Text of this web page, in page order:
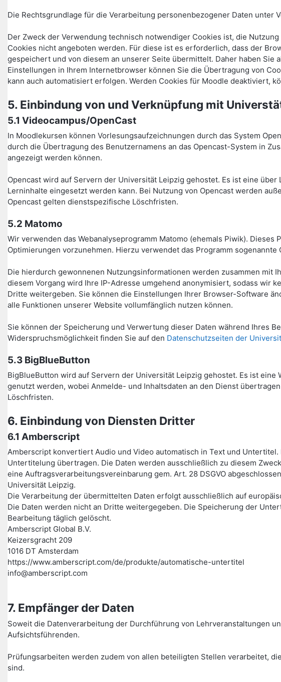
Die Rechtsgrundlage für die Verarbeitung personenbezogener Daten unter
Der Zweck der Verwendung technisch notwendiger Cookies ist, die
Cookies nicht angeboten werden. Für diese ist es erforderlich, dass der
gespeichert und von diesem an unserer Seite übermittelt. Daher haben
Einstellungen in Ihrem Internetbrowser können Sie die Übertragung von
kann auch automatisiert erfolgen. Werden Cookies für Moodle deaktiviert,
5. Einbindung von und Verknüpfung mit
5.1 Videocampus/OpenCast
In Moodlekursen können Vorlesungsaufzeichnungen durch das System
durch die Übertragung des Benutzernamens an das Opencast-System in
angezeigt werden können.
Opencast wird auf Servern der Universität Leipzig gehostet. Es ist eine
Lerninhalte eingesetzt werden kann. Bei Nutzung von Opencast werden
Opencast gelten dienstspezifische Löschfristen.
5.2 Matomo
Wir verwenden das Webanalyseprogramm Matomo (ehemals Piwik).
Optimierungen vorzunehmen. Hierzu verwendet das Programm sogenannte
Die hierdurch gewonnenen Nutzungsinformationen werden zusammen mit
diesem Vorgang wird Ihre IP-Adresse umgehend anonymisiert, sodass wir
Dritte weitergeben. Sie können die Einstellungen Ihrer Browser-Software
alle Funktionen unserer Website vollumfänglich nutzen können.
Sie können der Speicherung und Verwertung dieser Daten während Ihres
Widerspruchsmöglichkeit finden Sie auf den Datenschutzseiten der
5.3 BigBlueButton
BigBlueButton wird auf Servern der Universität Leipzig gehostet. Es ist
genutzt werden, wobei Anmelde- und Inhaltsdaten an den Dienst
Löschfristen.
6. Einbindung von Diensten Dritter
6.1 Amberscript
Amberscript konvertiert Audio und Video automatisch in Text und
Untertitelung übertragen. Die Daten werden ausschließlich zu diesem
eine Auftragsverarbeitungsvereinbarung gem. Art. 28 DSGVO
Universität Leipzig.
Die Verarbeitung der übermittelten Daten erfolgt ausschließlich auf
Die Daten werden nicht an Dritte weitergegeben. Die Speicherung der
Bearbeitung täglich gelöscht.
Amberscript Global B.V.
Keizersgracht 209
1016 DT Amsterdam
https://www.amberscript.com/de/produkte/automatische-untertitel
info@amberscript.com
7. Empfänger der Daten
Soweit die Datenverarbeitung der Durchführung von Lehrveranstaltungen
Aufsichtsführenden.
Prüfungsarbeiten werden zudem von allen beteiligten Stellen verarbeitet,
sind.